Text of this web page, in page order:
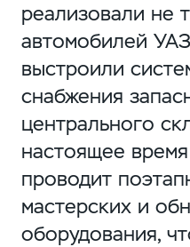
реализовали не
автомобилей
выстроили
снабжения
центрального
настоящее
проводит
мастерских и
оборудования,